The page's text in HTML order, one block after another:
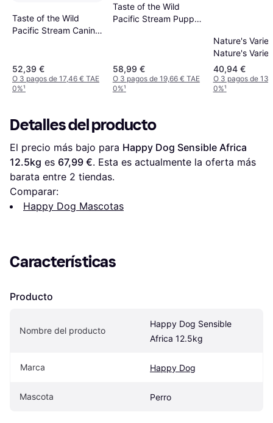
Taste of the Wild
Pacific Stream Canine
52,39 €
O 3 pagos de 17,46 € TAE
0%¹
Taste of the Wild
Pacific Stream Puppy
58,99 €
O 3 pagos de 19,66 € TAE
0%¹
Nature's
Nature's
Original No
Pienso Para
7 kg 12kg
40,94 €
O 3 pagos de
0%¹
Detalles del producto
El precio más bajo para Happy Dog Sensible Africa
12.5kg es 67,99 €. Esta es actualmente la oferta más
barata entre 2 tiendas.
Comparar:
Happy Dog Mascotas
Características
Producto
Nombre del producto
Happy Dog Sensible
Africa 12.5kg
Marca Happy Dog
Mascota Perro